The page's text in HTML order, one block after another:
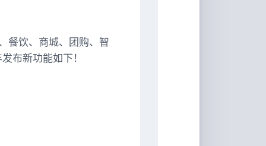
餐饮、商城、团购、智
布新功能如下！